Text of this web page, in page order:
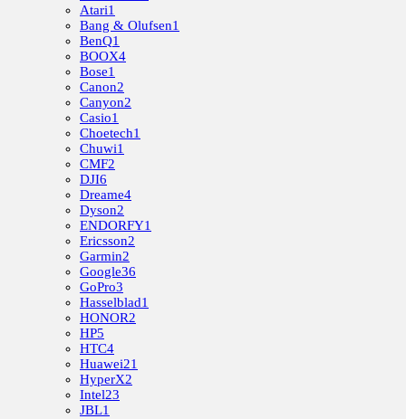
Atari1
Bang & Olufsen1
BenQ1
BOOX4
Bose1
Canon2
Canyon2
Casio1
Choetech1
Chuwi1
CMF2
DJI6
Dreame4
Dyson2
ENDORFY1
Ericsson2
Garmin2
Google36
GoPro3
Hasselblad1
HONOR2
HP5
HTC4
Huawei21
HyperX2
Intel23
JBL1